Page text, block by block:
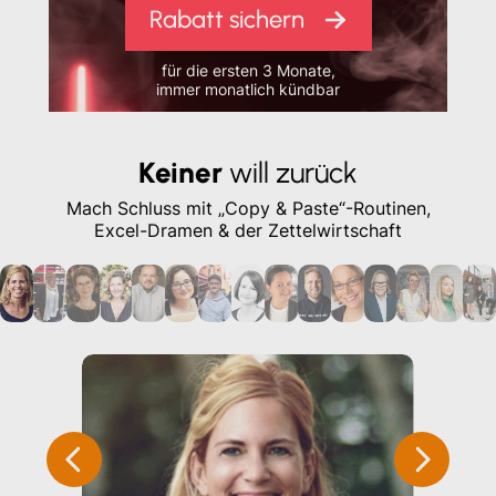
Rabatt sichern
für die ersten 3 Monate,
immer monatlich kündbar
Keiner will zurück
Mach Schluss mit „Copy & Paste“-Routinen,
Excel-Dramen & der Zettelwirtschaft